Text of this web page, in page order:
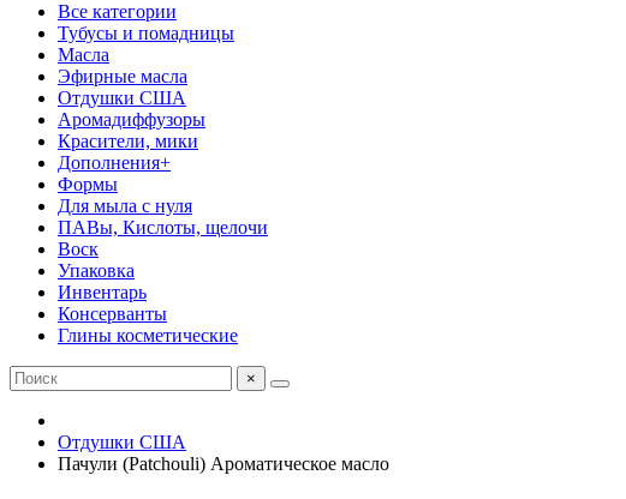
Все категории
Тубусы и помадницы
Масла
Эфирные масла
Отдушки США
Аромадиффузоры
Красители, мики
Дополнения+
Формы
Для мыла с нуля
ПАВы, Кислоты, щелочи
Воск
Упаковка
Инвентарь
Консерванты
Глины косметические
×
Отдушки США
Пачули (Patchouli) Ароматическое масло